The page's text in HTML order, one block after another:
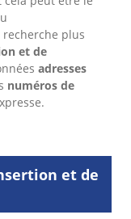
plus
et de
adresses
numéros de
et de